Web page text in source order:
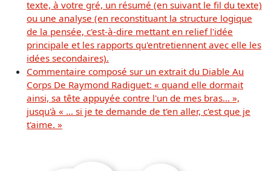
texte, à votre gré, un résumé (en suivant le fil du texte)
ou une analyse (en reconstituant la structure logique
de la pensée, c'est-à-dire mettant en relief l'idée
principale et les rapports qu'entretiennent avec elle les
idées secondaires).
Commentaire composé sur un extrait du Diable Au
Corps De Raymond Radiguet: « quand elle dormait
ainsi, sa tête appuyée contre l'un de mes bras… »,
jusqu'à « … si je te demande de t'en aller, c'est que je
t'aime. »